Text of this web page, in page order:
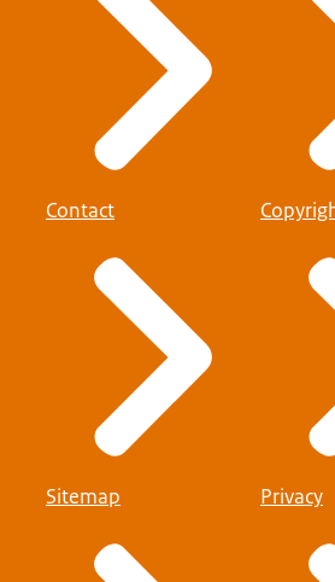
Contact
Sitemap Privacy